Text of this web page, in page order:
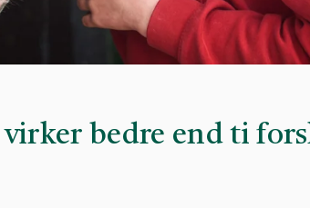
bedre end ti